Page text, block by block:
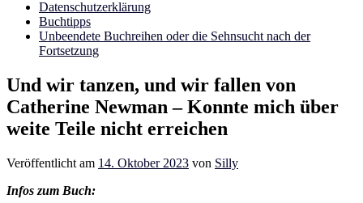
Datenschutzerklärung
Buchtipps
Unbeendete Buchreihen oder die Sehnsucht nach der
Fortsetzung
Und wir tanzen, und wir fallen von
Catherine Newman – Konnte mich über
weite Teile nicht erreichen
Veröffentlicht am 14. Oktober 2023 von Silly
Infos zum Buch: